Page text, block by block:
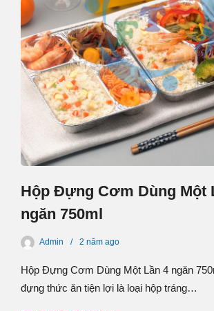
Hộp Đựng Cơm Dùng Một
ngăn 750ml
Admin 2 năm ago
Hộp Đựng Cơm Dùng Một Lần 4 ngăn
đựng thức ăn tiện lợi là loại hộp tráng…